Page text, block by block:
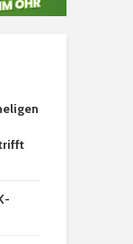
trifft